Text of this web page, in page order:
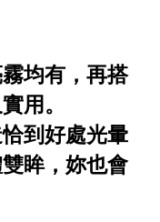
均有，再搭
用。
到好處光暈
眸，妳也會